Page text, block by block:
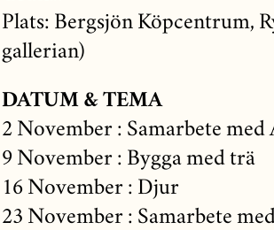
Plats: Bergsjön Köpcentrum,
gallerian)
DATUM & TEMA
2 November : Samarbete med
9 November : Bygga med trä
16 November : Djur
23 November : Samarbete